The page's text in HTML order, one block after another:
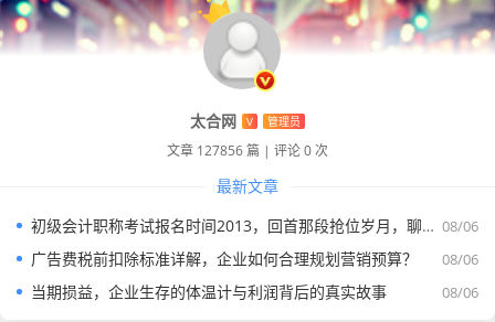
太合网 V 管理员
文章 127856 篇 | 评论 0 次
最新文章
08/06
初级会计职称考试报名时间2013，回首那段抢位岁月，聊聊会计考证的变与不变
08/06
广告费税前扣除标准详解，企业如何合理规划营销预算？
08/06
当期损益，企业生存的体温计与利润背后的真实故事